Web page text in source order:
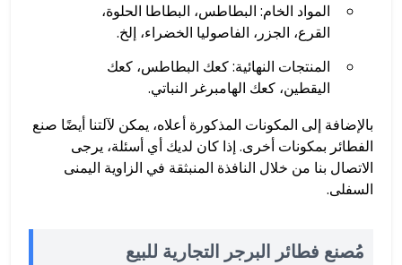
المواد الخام: البطاطس، البطاطا الحلوة،
القرع، الجزر، الفاصوليا الخضراء، إلخ.
المنتجات النهائية: كعك البطاطس، كعك
اليقطين، كعك الهامبرغر النباتي.
بالإضافة إلى المكونات المذكورة أعلاه، يمكن لآلتنا أيضًا صنع
الفطائر بمكونات أخرى. إذا كان لديك أي أسئلة، يرجى
الاتصال بنا من خلال النافذة المنبثقة في الزاوية اليمنى
السفلى.
مُصنع فطائر البرجر التجارية للبيع